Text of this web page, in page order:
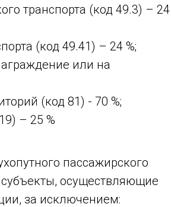
транспорта (код 49.3) – 24
(код 49.41) – 24 %;
или на
(код 81) - 70 %;
– 25 %
пассажирского
субъекты, осуществляющие
за исключением: